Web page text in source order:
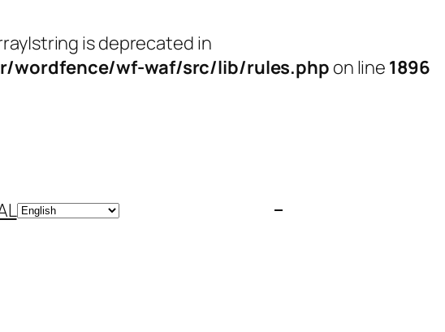
is deprecated in
wordfence/wf-waf/src/lib/rules.php on line 1896